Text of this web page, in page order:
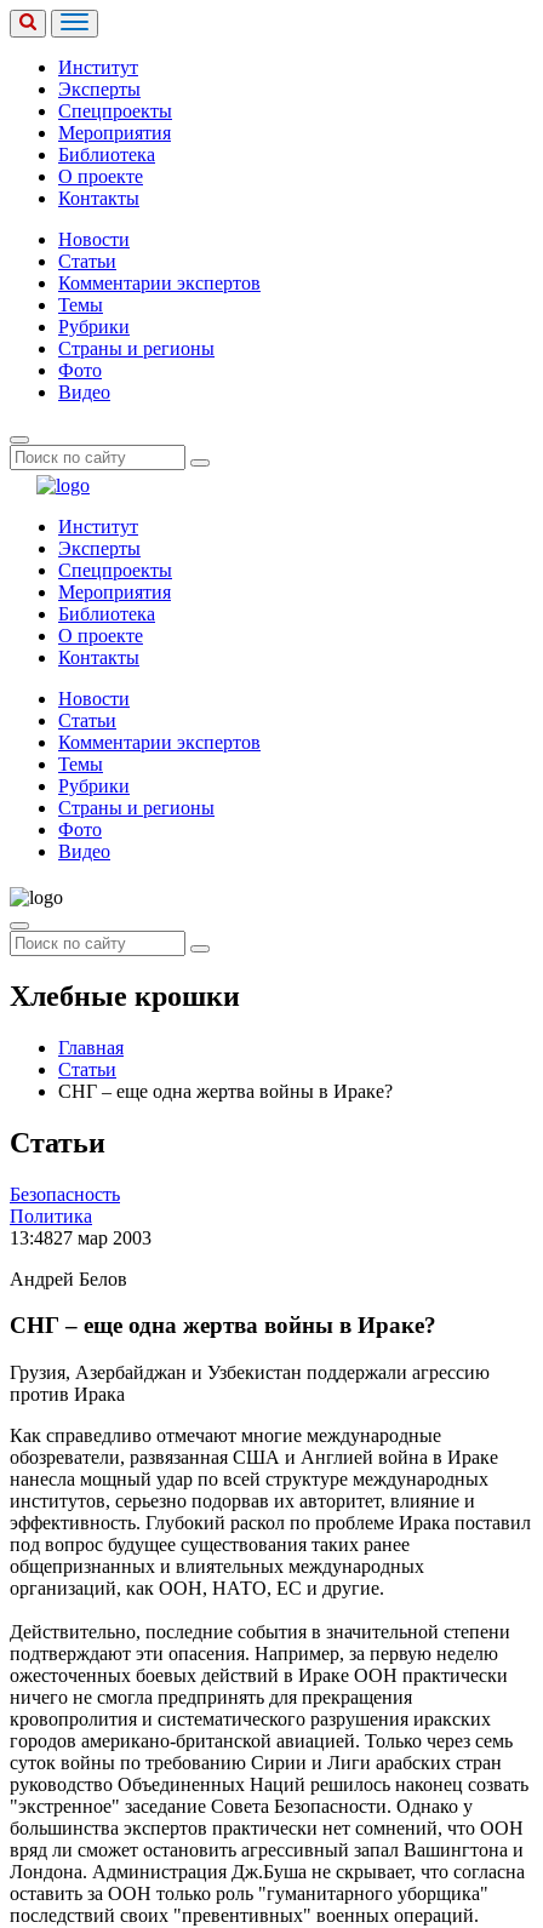
Институт
Эксперты
Спецпроекты
Мероприятия
Библиотека
О проекте
Контакты
Новости
Статьи
Комментарии экспертов
Темы
Рубрики
Страны и регионы
Фото
Видео
Институт
Эксперты
Спецпроекты
Мероприятия
Библиотека
О проекте
Контакты
Новости
Статьи
Комментарии экспертов
Темы
Рубрики
Страны и регионы
Фото
Видео
Хлебные крошки
Главная
Статьи
СНГ – еще одна жертва войны в Ираке?
Статьи
Безопасность
Политика
13:4827 мар 2003
Андрей Белов
СНГ – еще одна жертва войны в Ираке?
Грузия, Азербайджан и Узбекистан поддержали агрессию
против Ирака
Как справедливо отмечают многие международные
обозреватели, развязанная США и Англией война в Ираке
нанесла мощный удар по всей структуре международных
институтов, серьезно подорвав их авторитет, влияние и
эффективность. Глубокий раскол по проблеме Ирака поставил
под вопрос будущее существования таких ранее
общепризнанных и влиятельных международных
организаций, как ООН, НАТО, ЕС и другие.
Действительно, последние события в значительной степени
подтверждают эти опасения. Например, за первую неделю
ожесточенных боевых действий в Ираке ООН практически
ничего не смогла предпринять для прекращения
кровопролития и систематического разрушения иракских
городов американо-британской авиацией. Только через семь
суток войны по требованию Сирии и Лиги арабских стран
руководство Объединенных Наций решилось наконец созвать
"экстренное" заседание Совета Безопасности. Однако у
большинства экспертов практически нет сомнений, что ООН
вряд ли сможет остановить агрессивный запал Вашингтона и
Лондона. Администрация Дж.Буша не скрывает, что согласна
оставить за ООН только роль "гуманитарного уборщика"
последствий своих "превентивных" военных операций.